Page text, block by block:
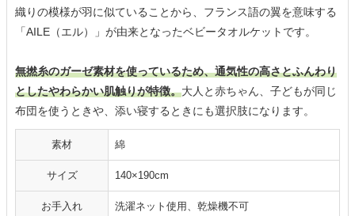
織りの模様が羽に似ていることから、フランス語の翼を意味する
「AILE（エル）」が由来となったベビータオルケットです。
無撚糸のガーゼ素材を使っているため、通気性の高さとふんわり
としたやわらかい肌触りが特徴。大人と赤ちゃん、子どもが同じ
布団を使うときや、添い寝するときにも選択肢になります。
素材 綿
サイズ 140×190cm
お手入れ 洗濯ネット使用、乾燥機不可